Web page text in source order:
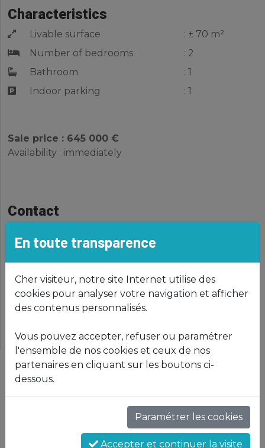
Characteristics
Livable surface
: ± 70 m²
Number of bedrooms
: 2
Bathroom
: 1
Indoor parking
: 1
Sale price : 645 000 €
Availability : immediately
Contact
: 621 176 412
Email
info@wagnercity.lu
CONTACT
Description
BEL APPARTEMENT de +/- 70 m2, TERRASSE de +/-
En toute transparence
Cher visiteur, notre site Internet utilise des
cookies pour analyser votre navigation et afficher
des contenus personnalisés.
Vous pouvez accepter, refuser ou paramétrer
l'ensemble de nos cookies et ceux de nos
partenaires en cliquant sur les boutons ci-
dessous.
Paramétrer les cookies
Accepter et continuer la visite